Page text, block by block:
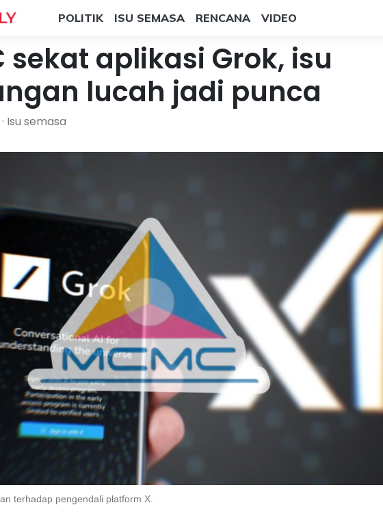
POLITIK ISU SEMASA RENCANA VIDEO
sekat aplikasi Grok, isu
lucah jadi punca
Isu semasa
terhadap pengendali platform X.